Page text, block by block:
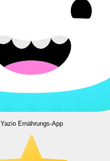
Yazio Ernährungs-App